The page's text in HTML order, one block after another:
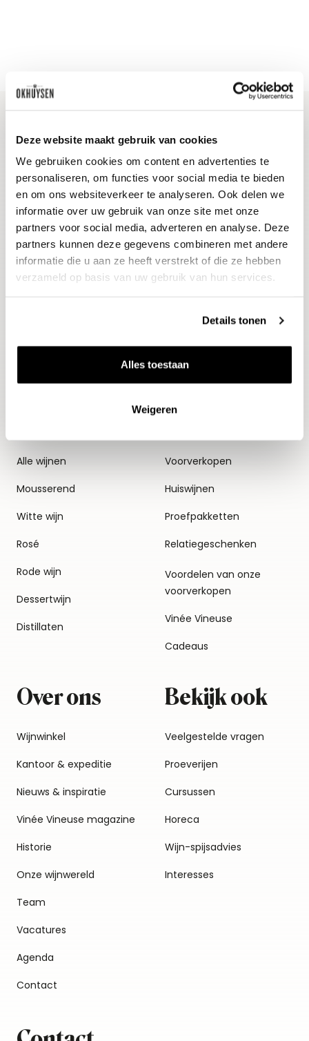
Deze website maakt gebruik van cookies
We gebruiken cookies om content en advertenties te
personaliseren, om functies voor social media te bieden
en om ons websiteverkeer te analyseren. Ook delen we
informatie over uw gebruik van onze site met onze
partners voor social media, adverteren en analyse. Deze
partners kunnen deze gegevens combineren met andere
informatie die u aan ze heeft verstrekt of die ze hebben
verzameld op basis van uw gebruik van hun services.
Details tonen
Alles toestaan
Weigeren
Blijf op de hoogte
Ontvang het laatste wijnnieuws, proeverijen en
evenementen
E-mailadres
Aanmelden
Alle wijnen
Mousserend
Witte wijn
Rosé
Rode wijn
Dessertwijn
Distillaten
Thema's
Voorverkopen
Huiswijnen
Proefpakketten
Relatiegeschenken
Voordelen van onze
voorverkopen
Vinée Vineuse
Cadeaus
Over ons
Wijnwinkel
Kantoor & expeditie
Nieuws & inspiratie
Vinée Vineuse magazine
Historie
Onze wijnwereld
Team
Vacatures
Agenda
Contact
Bekijk ook
Veelgestelde vragen
Proeverijen
Cursussen
Horeca
Wijn-spijsadvies
Interesses